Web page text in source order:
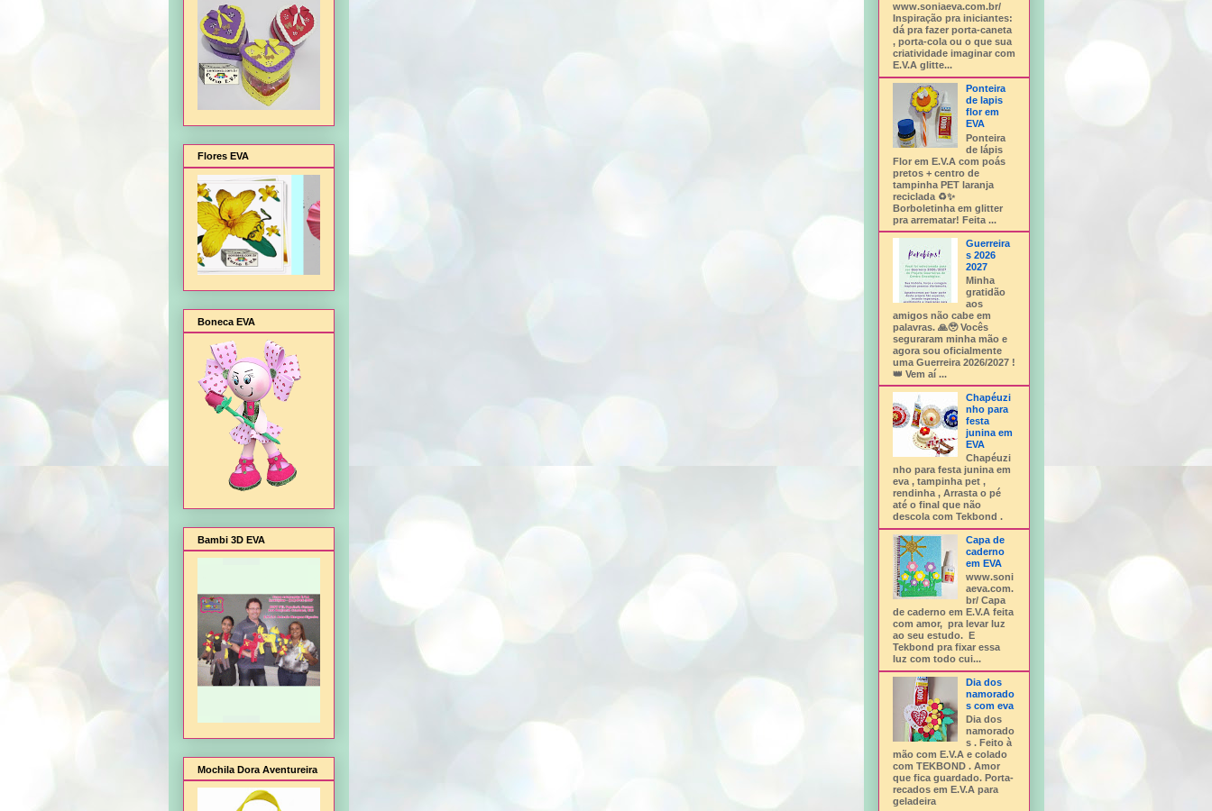
Flores EVA
Boneca EVA
Bambi 3D EVA
Mochila Dora Aventureira
www.soniaeva.com.br/
Inspiração pra iniciantes:
dá pra fazer porta-caneta
, porta-cola ou o que sua
criatividade imaginar com
E.V.A glitte...
Ponteira
de lapis
flor em
EVA
Ponteira
de lápis
Flor em E.V.A com poás
pretos + centro de
tampinha PET laranja
reciclada ♻️✨
Borboletinha em glitter
pra arrematar! Feita ...
Guerreira
s 2026
2027
Minha
gratidão
aos
amigos não cabe em
palavras. 🙏🥹 Vocês
seguraram minha mão e
agora sou oficialmente
uma Guerreira 2026/2027 !
👑 Vem aí ...
Chapéuzi
nho para
festa
junina em
EVA
Chapéuzi
nho para festa junina em
eva , tampinha pet ,
rendinha , Arrasta o pé
até o final que não
descola com Tekbond .
Capa de
caderno
em EVA
www.soni
aeva.com.
br/ Capa
de caderno em E.V.A feita
com amor, pra levar luz
ao seu estudo. E
Tekbond pra fixar essa
luz com todo cui...
Dia dos
namorado
s com eva
Dia dos
namorado
s . Feito à
mão com E.V.A e colado
com TEKBOND . Amor
que fica guardado. Porta-
recados em E.V.A para
geladeira